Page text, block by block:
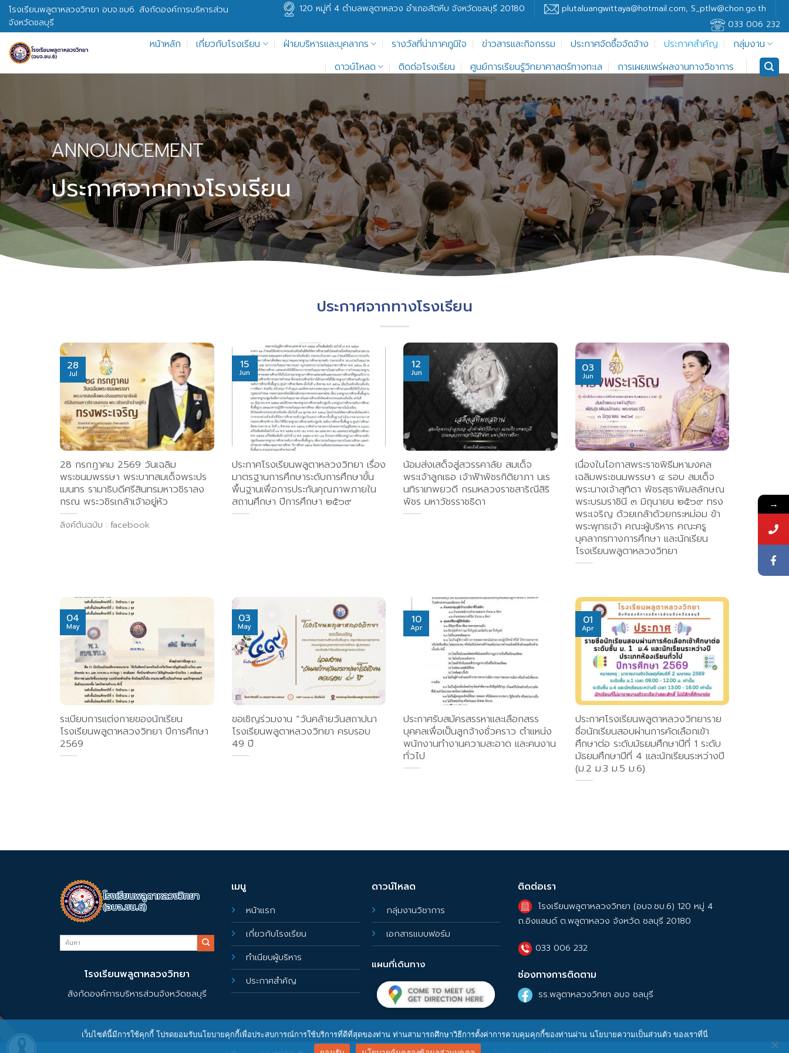
Skip
to
content
โรงเรียนพลูตาหลวงวิทยา อบจ.ชบ6. สังกัดองค์การบริหารส่วน
จังหวัดชลบุรี
120 หมู่ที่ 4 ตำบลพลูตาหลวง อำเภอสัตหีบ จังหวัดชลบุรี 20180
plutaluangwittaya@hotmail.com, S_ptlw@chon.go.th
033 006 232
หน้าหลัก เกี่ยวกับโรงเรียน ฝ่ายบริหารและบุคลากร รางวัลที่น่าภาคภูมิใจ ข่าวสารและกิจกรรม ประกาศจัดซื้อจัดจ้าง ประกาศสำคัญ
กลุ่มงาน
ดาวน์โหลด
ติดต่อโรงเรียน ศูนย์การเรียนรู้วิทยาศาสตร์ทางทะเล การเผยแพร่ผลงานทางวิชาการ
ANNOUNCEMENT
ประกาศจากทางโรงเรียน
ประกาศจากทางโรงเรียน
28 กรกฎาคม 2569 วันเฉลิม
พระชนมพรรษา พระบาทสมเด็จพระปร
เมนทร รามาธิบดีศรีสินทรมหาวชิราลง
กรณ พระวชิรเกล้าเจ้าอยู่หัว
ลิงค์ต้นฉบับ : facebook
28
Jul
ประกาศโรงเรียนพลูตาหลวงวิทยา เรื่อง
มาตรฐานการศึกษาระดับการศึกษาขั้น
พื้นฐานเพื่อการประกันคุณภาพภายใน
สถานศึกษา ปีการศึกษา ๒๕๖๙
15
Jun
น้อมส่งเสด็จสู่สวรรคาลัย สมเด็จ
พระเจ้าลูกเธอ เจ้าฟ้าพัชรกิติยาภา นเร
นทิราเทพยวดี กรมหลวงราชสาริณีสิริ
พัชร มหาวัชรราชธิดา
12
Jun
เนื่องในโอกาสพระราชพิธีมหามงคล
เฉลิมพระชนมพรรษา ๔ รอบ สมเด็จ
พระนางเจ้าสุทิดา พัชรสุธาพิมลลักษณ
พระบรมราชินี ๓ มิถุนายน ๒๕๖๙ ทรง
พระเจริญ ด้วยเกล้าด้วยกระหม่อม ข้า
พระพุทธเจ้า คณะผู้บริหาร คณะครู
บุคลากรทางการศึกษา และนักเรียน
โรงเรียนพลูตาหลวงวิทยา
03
Jun
ระเบียบการแต่งกายของนักเรียน
โรงเรียนพลูตาหลวงวิทยา ปีการศึกษา
2569
04
May
ขอเชิญร่วมงาน “วันคล้ายวันสถาปนา
โรงเรียนพลูตาหลวงวิทยา ครบรอบ
49 ปี
03
May
ประกาศรับสมัครสรรหาและเลือกสรร
บุคคลเพื่อเป็นลูกจ้างชั่วคราว ตำแหน่ง
พนักงานทำงานความสะอาด และคนงาน
ทั่วไป
10
Apr
ประกาศโรงเรียนพลูตาหลวงวิทยาราย
ชื่อนักเรียนสอบผ่านการคัดเลือกเข้า
ศึกษาต่อ ระดับมัธยมศึกษาปีที่ 1 ระดับ
มัธยมศึกษาปีที่ 4 และนักเรียนระหว่างปี
(ม.2 ม.3 ม.5 ม.6)
01
Apr
โรงเรียนพลูตาหลวงวิทยา
สังกัดองค์การบริหารส่วนจังหวัดชลบุรี
เมนู
หน้าแรก
เกี่ยวกับโรงเรียน
ทำเนียบผู้บริหาร
ประกาศสำคัญ
ดาวน์โหลด
กลุ่มงานวิชาการ
เอกสารแบบฟอร์ม
แผนที่เดินทาง
ติดต่อเรา
โรงเรียนพลูตาหลวงวิทยา (อบจ.ชบ.6) 120 หมู่ 4
ถ.อิงแลนด์ ต.พลูตาหลวง จังหวัด ชลบุรี 20180
033 006 232
ช่องทางการติดตาม
รร.พลูตาหลวงวิทยา อบจ ชลบุรี
→
เว็บไซต์นี้มีการใช้คุกกี้ โปรดยอมรับนโยบายคุกกี้เพื่อประสบการณ์การใช้บริการที่ดีที่สุดของท่าน ท่านสามารถศึกษาวิธีการตั้งค่าการควบคุมคุกกี้ของท่านผ่าน นโยบายความเป็นส่วนตัว ของเราที่นี่